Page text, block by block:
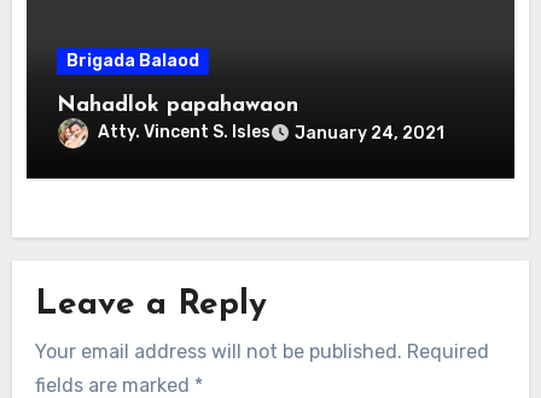
Brigada Balaod
Nahadlok papahawaon
Atty. Vincent S. Isles January 24, 2021
Leave a Reply
Your email address will not be published. Required
fields are marked *